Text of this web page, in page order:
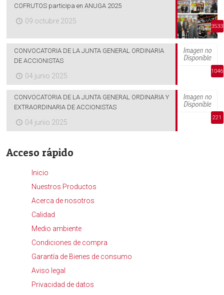
3533
COFRUTOS participa en ANUGA 2025
09 octubre 2025
1046
CONVOCATORIA DE LA JUNTA GENERAL ORDINARIA
DE ACCIONISTAS
04 junio 2025
221
CONVOCATORIA DE LA JUNTA GENERAL ORDINARIA Y
EXTRAORDINARIA DE ACCIONISTAS
04 junio 2025
Acceso rápido
Inicio
Nuestros Productos
Acerca de nosotros
Calidad
Medio ambiente
Condiciones de compra
Garantía de Bienes de consumo
Aviso legal
Privacidad de datos